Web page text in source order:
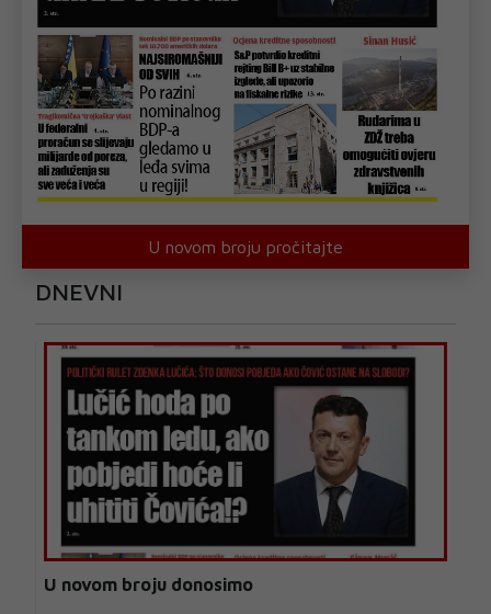
U novom broju pročitajte
DNEVNI
U novom broju donosimo